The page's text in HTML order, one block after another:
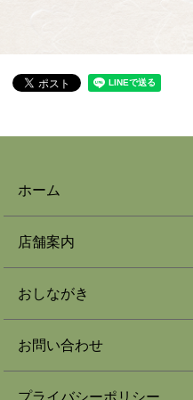
ホーム
店舗案内
おしながき
お問い合わせ